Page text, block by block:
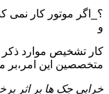
؟_اگر موتور کار
و
کار تشخیص موارد ذکر
متخصصین این امر،بر
خرابی جک ها بر اثر